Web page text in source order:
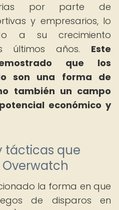
por parte de
y empresarios, lo
a su crecimiento
últimos años. Este
que los
son una forma de
también un campo
económico y
tácticas que
la forma en que
de disparos en